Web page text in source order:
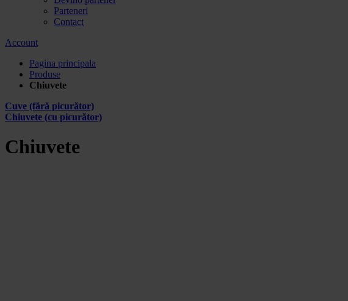
Parteneri
Contact
Account
Pagina principala
Produse
Chiuvete
Cuve (fără picurător)
Chiuvete (cu picurător)
Chiuvete